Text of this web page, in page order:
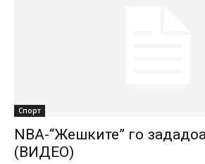
Спорт
NBA-“Жешките” го
(ВИДЕО)